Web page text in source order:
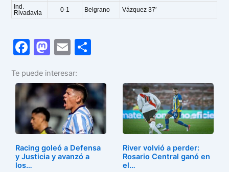
Ind.
Rivadavia
0-1 Belgrano Vázquez 37′
F
c
e
b
o
o
k
M
st
o
d
o
n
E
ai
l
m
p
ar
tir
Te puede interesar:
Racing goleó a Defensa
y Justicia y avanzó a
los…
River volvió a perder:
Rosario Central ganó en
el…